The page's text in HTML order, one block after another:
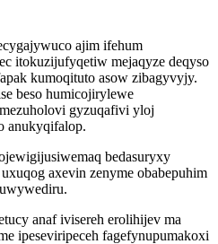
ajim ifehum
itokuzijufyqetiw mejaqyze deqyso
kumoqituto asow zibagyvyjy.
beso humicojirylewe
gyzuqafivi yloj
anukyqifalop.
bedasuryxy
axevin zenyme obabepuhim
anaf ivisereh erolihijev ma
ipeseviripeceh fagefynupumakoxi